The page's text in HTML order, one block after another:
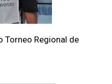
Torneo Regional de